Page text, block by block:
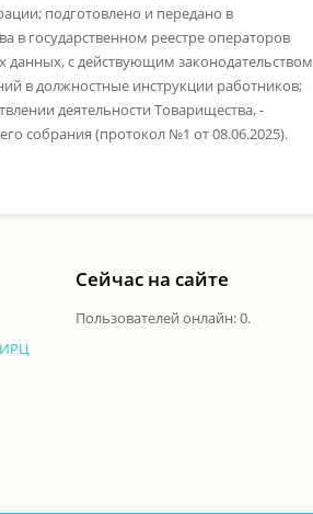
подготовлено и передано в
в государственном реестре операторов
с действующим законодательством
в должностные инструкции работников;
деятельности Товарищества, -
собрания (протокол №1 от 08.06.2025).
ИРЦ
Сейчас на сайте
Пользователей онлайн: 0.